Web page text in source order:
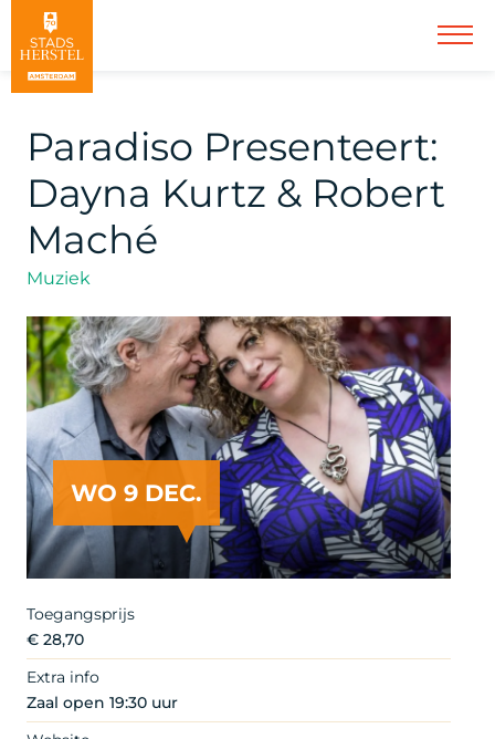
Paradiso Presenteert:
Dayna Kurtz & Robert
Maché
Muziek
WO 9 DEC.
Toegangsprijs
€ 28,70
Extra info
Zaal open 19:30 uur